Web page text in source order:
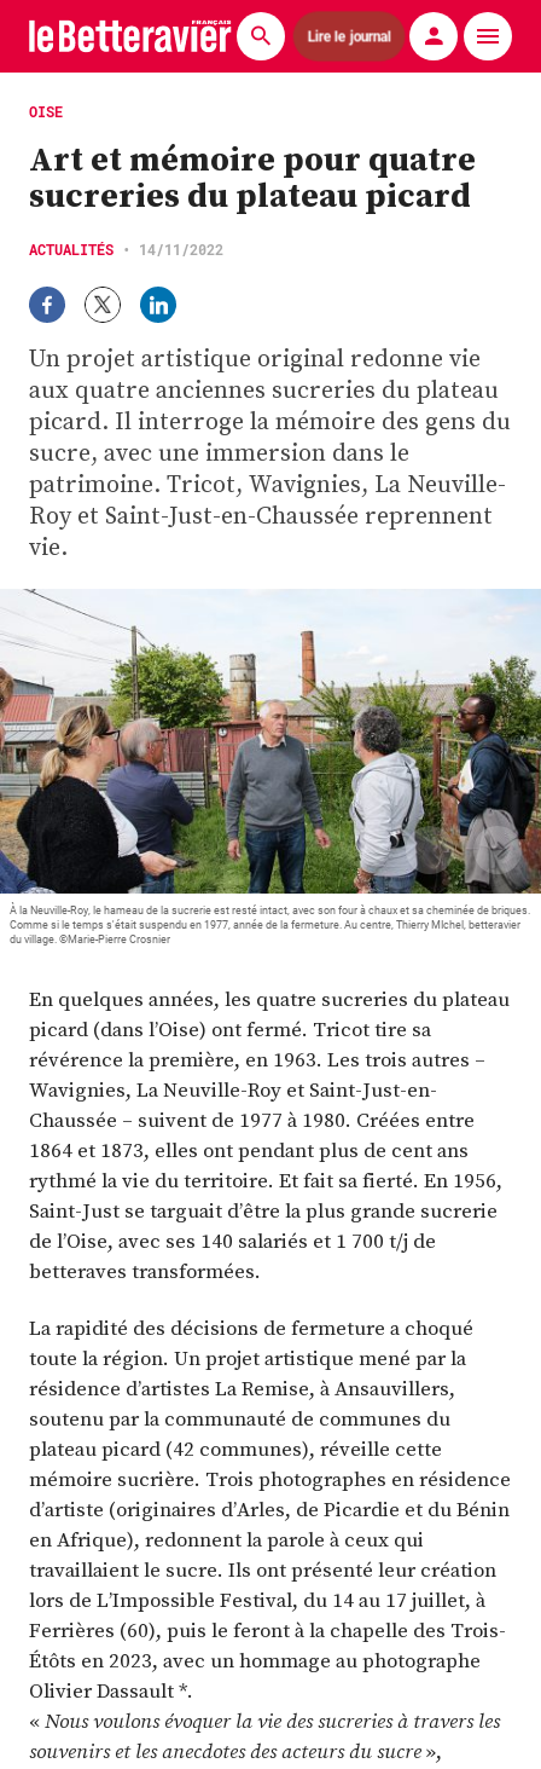
Lire le journal
Actualités
Économie
Agronomie
Matériels
La technique ITB
Pommes de terre
Guides pratiques
Chasse
Plus
Abonnez-vous
OISE
Art et mémoire pour quatre
sucreries du plateau picard
ACTUALITÉS • 14/11/2022
Un projet artistique original redonne vie
aux quatre anciennes sucreries du plateau
picard. Il interroge la mémoire des gens du
sucre, avec une immersion dans le
patrimoine. Tricot, Wavignies, La Neuville-
Roy et Saint-Just-en-Chaussée reprennent
vie.
À la Neuville-Roy, le hameau de la sucrerie est resté intact, avec son four à chaux et sa cheminée de briques.
Comme si le temps s'était suspendu en 1977, année de la fermeture. Au centre, Thierry MIchel, betteravier
du village. ©Marie-Pierre Crosnier
En quelques années, les quatre sucreries du plateau
picard (dans l’Oise) ont fermé. Tricot tire sa
révérence la première, en 1963. Les trois autres –
Wavignies, La Neuville-Roy et Saint-Just-en-
Chaussée – suivent de 1977 à 1980. Créées entre
1864 et 1873, elles ont pendant plus de cent ans
rythmé la vie du territoire. Et fait sa fierté. En 1956,
Saint-Just se targuait d’être la plus grande sucrerie
de l’Oise, avec ses 140 salariés et 1 700 t/j de
betteraves transformées.
La rapidité des décisions de fermeture a choqué
toute la région. Un projet artistique mené par la
résidence d’artistes La Remise, à Ansauvillers,
soutenu par la communauté de communes du
plateau picard (42 communes), réveille cette
mémoire sucrière. Trois photographes en résidence
d’artiste (originaires d’Arles, de Picardie et du Bénin
en Afrique), redonnent la parole à ceux qui
travaillaient le sucre. Ils ont présenté leur création
lors de L’Impossible Festival, du 14 au 17 juillet, à
Ferrières (60), puis le feront à la chapelle des Trois-
Étôts en 2023, avec un hommage au photographe
Olivier Dassault *.
«Nous voulons évoquer la vie des sucreries à travers les
souvenirs et les anecdotes des acteurs du sucre»,